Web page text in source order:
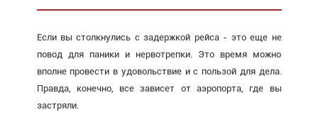
Если вы столкнулись с задержкой рейса - это еще не
повод для паники и нервотрепки. Это время можно
вполне провести в удовольствие и с пользой для дела.
Правда, конечно, все зависет от аэропорта, где вы
застряли.